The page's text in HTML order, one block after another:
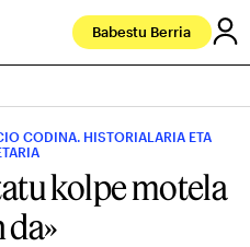
Babestu Berria
CODINA. HISTORIALARIA ETA
kolpe motela
da»